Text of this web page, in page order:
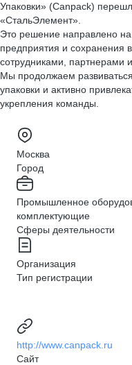
Упаковки» (Canpack)
«СтальЭлемент».
Это решение направлено
предприятия и сохранения
сотрудниками, партнерами
Мы продолжаем
упаковки и активно
укрепления команды.
Москва
Город
Промышленное
комплектующие
Сферы деятельности
Организация
Тип регистрации
http://www.canpack.ru
Сайт